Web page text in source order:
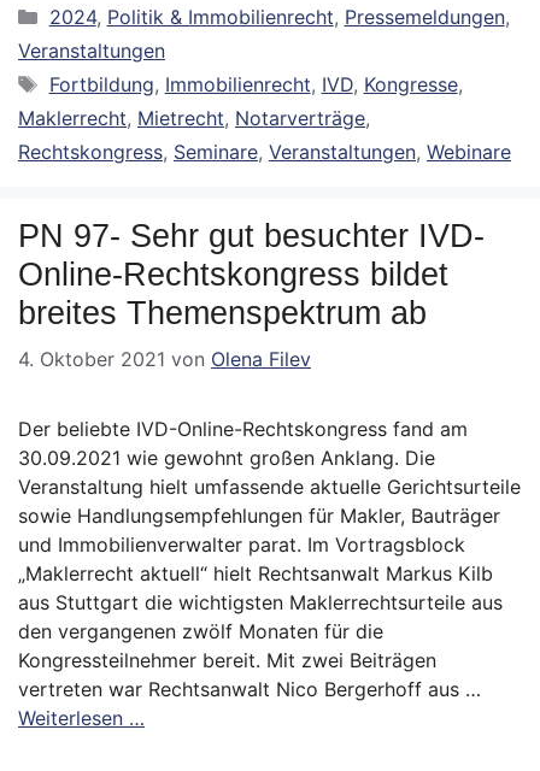
Kategorien
2024, Politik & Immobilienrecht, Pressemeldungen,
Veranstaltungen
Schlagwörter
Fortbildung, Immobilienrecht, IVD, Kongresse,
Maklerrecht, Mietrecht, Notarverträge,
Rechtskongress, Seminare, Veranstaltungen, Webinare
PN 97- Sehr gut besuchter IVD-
Online-Rechtskongress bildet
breites Themenspektrum ab
4. Oktober 2021 von Olena Filev
Der beliebte IVD-Online-Rechtskongress fand am
30.09.2021 wie gewohnt großen Anklang. Die
Veranstaltung hielt umfassende aktuelle Gerichtsurteile
sowie Handlungsempfehlungen für Makler, Bauträger
und Immobilienverwalter parat. Im Vortragsblock
„Maklerrecht aktuell“ hielt Rechtsanwalt Markus Kilb
aus Stuttgart die wichtigsten Maklerrechtsurteile aus
den vergangenen zwölf Monaten für die
Kongressteilnehmer bereit. Mit zwei Beiträgen
vertreten war Rechtsanwalt Nico Bergerhoff aus …
Weiterlesen …